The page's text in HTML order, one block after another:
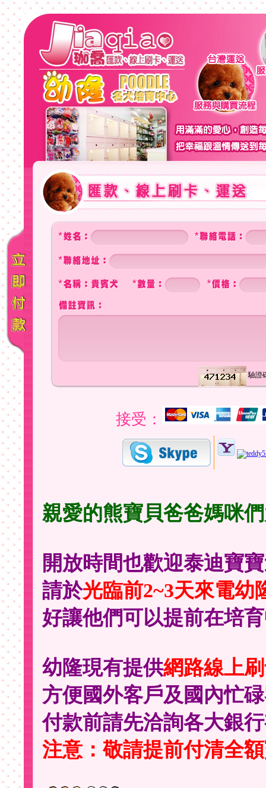
驗證
接受：
親愛的熊寶貝爸爸媽咪
開放時間也歡迎泰迪寶
請於光臨前2~3天來電幼
好讓他們可以提前在培
幼隆現有提供網路線上
方便國外客戶及國內忙
付款前請先洽詢各大銀
注意：敬請提前付清全